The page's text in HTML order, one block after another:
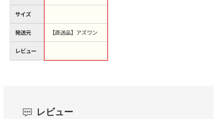
サイズ
発送元
レビュー
【直送品】アズワン
レビュー